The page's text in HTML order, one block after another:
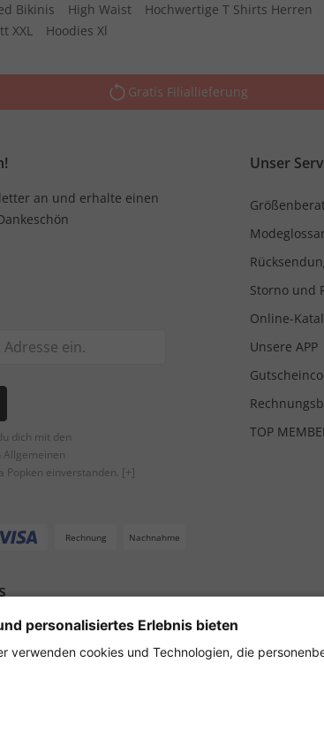
Bikinis High Waist Hochwertige T Shirts Herren
XXL
Hoodies Xl
Gratis Filiallieferung
an und erhalte einen
dich mit den
Popken einverstanden. [+]
Unser
Storno und
Online-
Unsere APP
TOP
Rechnung Nachnahme